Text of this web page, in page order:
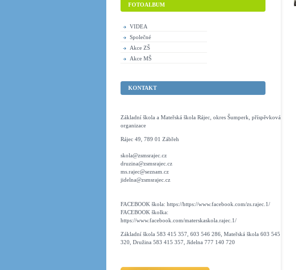
FOTOALBUM
VIDEA
Společné
Akce ZŠ
Akce MŠ
KONTAKT
Základní škola a Mateřská škola Rájec, okres Šumperk, příspěvková
organizace
Rájec 49, 789 01 Zábřeh
skola@zsmsrajec.cz
druzina@zsmsrajec.cz
ms.rajec@seznam.cz
jidelna@zsmsrajec.cz
FACEBOOK škola: https://https://www.facebook.com/zs.rajec.1/
FACEBOOK školka:
https://www.facebook.com/materskaskola.rajec.1/
Základní škola 583 415 357, 603 546 286, Mateřská škola 603 545
320, Družina 583 415 357, Jídelna 777 140 720